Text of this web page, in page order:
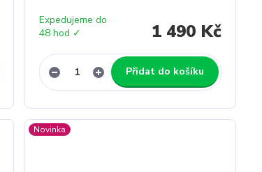
1 490 Kč
Expedujeme do
48 hod ✓
Přidat do košíku
Novinka